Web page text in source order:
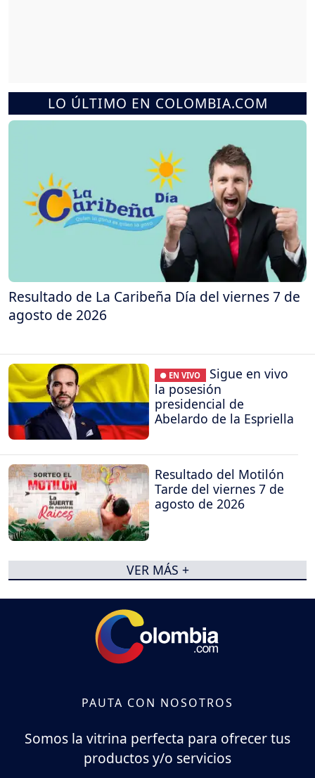
LO ÚLTIMO EN COLOMBIA.COM
Resultado de La Caribeña Día del viernes 7 de
agosto de 2026
● EN VIVO
Sigue en vivo
la posesión
presidencial de
Abelardo de la Espriella
Resultado del Motilón
Tarde del viernes 7 de
agosto de 2026
VER MÁS +
PAUTA CON NOSOTROS
Somos la vitrina perfecta para ofrecer tus
productos y/o servicios